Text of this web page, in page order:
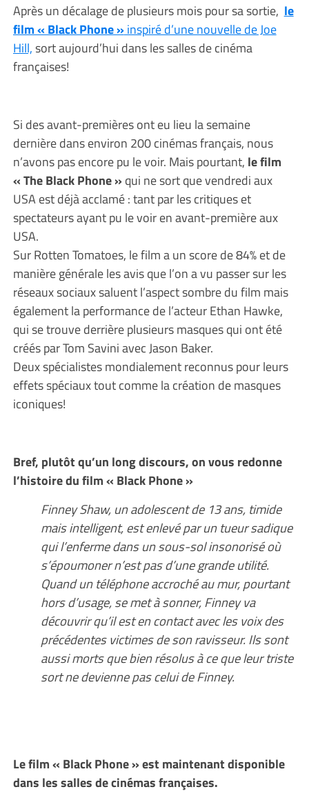
Après un décalage de plusieurs mois pour sa sortie, le
film « Black Phone »inspiré d’une nouvelle de Joe
Hill,sort aujourd’hui dans les salles de cinéma
françaises!
Si des avant-premières ont eu lieu la semaine
dernière dans environ 200 cinémas français, nous
n’avons pas encore pu le voir. Mais pourtant, le film
« The Black Phone » qui ne sort que vendredi aux
USA est déjà acclamé : tant par les critiques et
spectateurs ayant pu le voir en avant-première aux
USA.
Sur Rotten Tomatoes, le film a un score de 84% et de
manière générale les avis que l’on a vu passer sur les
réseaux sociaux saluent l’aspect sombre du film mais
également la performance de l’acteur Ethan Hawke,
qui se trouve derrière plusieurs masques qui ont été
créés par Tom Savini avec Jason Baker.
Deux spécialistes mondialement reconnus pour leurs
effets spéciaux tout comme la création de masques
iconiques!
Bref, plutôt qu’un long discours, on vous redonne
l’histoire du film « Black Phone »
Finney Shaw, un adolescent de 13 ans, timide
mais intelligent, est enlevé par un tueur sadique
qui l’enferme dans un sous-sol insonorisé où
s’époumoner n’est pas d’une grande utilité.
Quand un téléphone accroché au mur, pourtant
hors d’usage, se met à sonner, Finney va
découvrir qu’il est en contact avec les voix des
précédentes victimes de son ravisseur. Ils sont
aussi morts que bien résolus à ce que leur triste
sort ne devienne pas celui de Finney.
Le film « Black Phone » est maintenant disponible
dans les salles de cinémas françaises.